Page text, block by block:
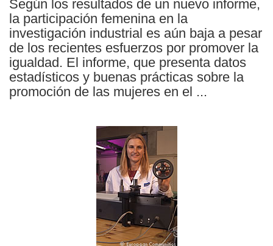
Según los resultados de un nuevo informe,
la participación femenina en la
investigación industrial es aún baja a pesar
de los recientes esfuerzos por promover la
igualdad. El informe, que presenta datos
estadísticos y buenas prácticas sobre la
promoción de las mujeres en el ...